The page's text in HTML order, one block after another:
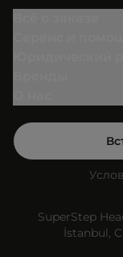
SuperStep
İstanbul,